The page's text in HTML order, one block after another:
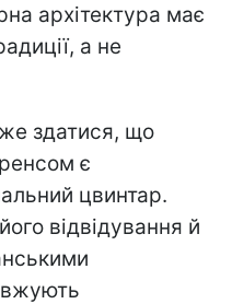
архітектура має
а не
здатися, що
є
цвинтар.
відвідування й